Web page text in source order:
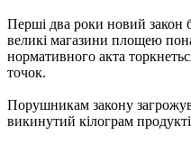
Перші два роки новий закон
великі магазини площею
нормативного акта
точок.
Порушникам закону
викинутий кілограм